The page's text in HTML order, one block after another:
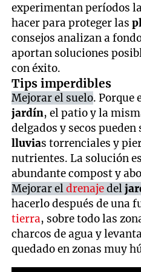
experimentan períodos
hacer para proteger las
consejos analizan a
aportan soluciones
con éxito.
Tips imperdibles
Mejorar el suelo. Porque
jardín, el patio y la
delgados y secos
lluvias torrenciales y
nutrientes. La solución
abundante compost y
Mejorar eldrenajedel
hacerlo después de una
tierra, sobre todo las
charcos de agua y
quedado en zonas muy